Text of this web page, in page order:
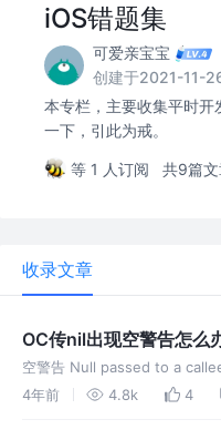
iOS错题集
可爱亲宝宝
创建于2021-11-
本专栏，主要收集平时
一下，引此为戒。
等 1 人订阅 共9篇
收录文章
OC传nil出现空警告怎么
空警告 Null passed to a
我在方法传参数的时候，就给
4年前 4.8k 4